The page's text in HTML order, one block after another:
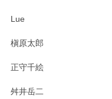
Lue
槇原太郎
正守千絵
舛井岳二